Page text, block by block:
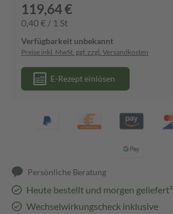
119,64 €
0,40 € / 1 St
Verfügbarkeit unbekannt
Preise inkl. MwSt. ggf. zzgl. Versandkosten
E-Rezept einlösen
Persönliche Beratung
Heute bestellt und morgen geliefert³
Wechselwirkungscheck inklusive